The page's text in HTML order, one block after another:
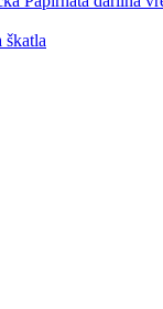
škatla